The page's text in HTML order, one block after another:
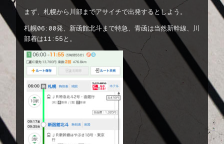
まず、札幌から川部までアサイチで出発するとしよう。
札幌06:00発、新函館北斗まで特急、青函は当然新幹線、川
部着は11:55と。